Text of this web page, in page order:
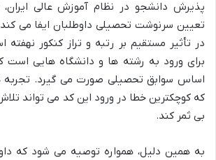
پذیرش دانشجو در نظام آموزش عالی
تعیین سرنوشت تحصیلی داوطلبان ایفا می
در تأثیر مستقیم بر رتبه و تراز کنکور نهفته
برای ورود به رشته ها و دانشگاه هایی است
اساس سوابق تحصیلی صورت می گیرد. تجربه
که کوچکترین خطا در ورود این کد می تواند
بی ثمر کند.
به همین دلیل، همواره توصیه می شود که